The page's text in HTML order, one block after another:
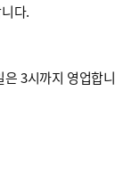
다.
3시까지 영업합